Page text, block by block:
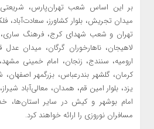
بر این اساس شعب تهران‌پارس،
میدان تجریش، بلوار کشاورز، سعادت‌آباد،
تهران و شعب شهدای کرج، فرهنگ
لاهیجان، ناهارخوران گرگان، میدان
ارومیه، سنندج، زنجان، امام خمینی
کرمان، گلشهر بندرعباس، بزرگمهر
یزد، بلوار امین قم، همدان، معالی‌آباد
امام بوشهر و کیش در سایر استان‌ها،
مسافران نوروزی را ارائه خواهند کرد.